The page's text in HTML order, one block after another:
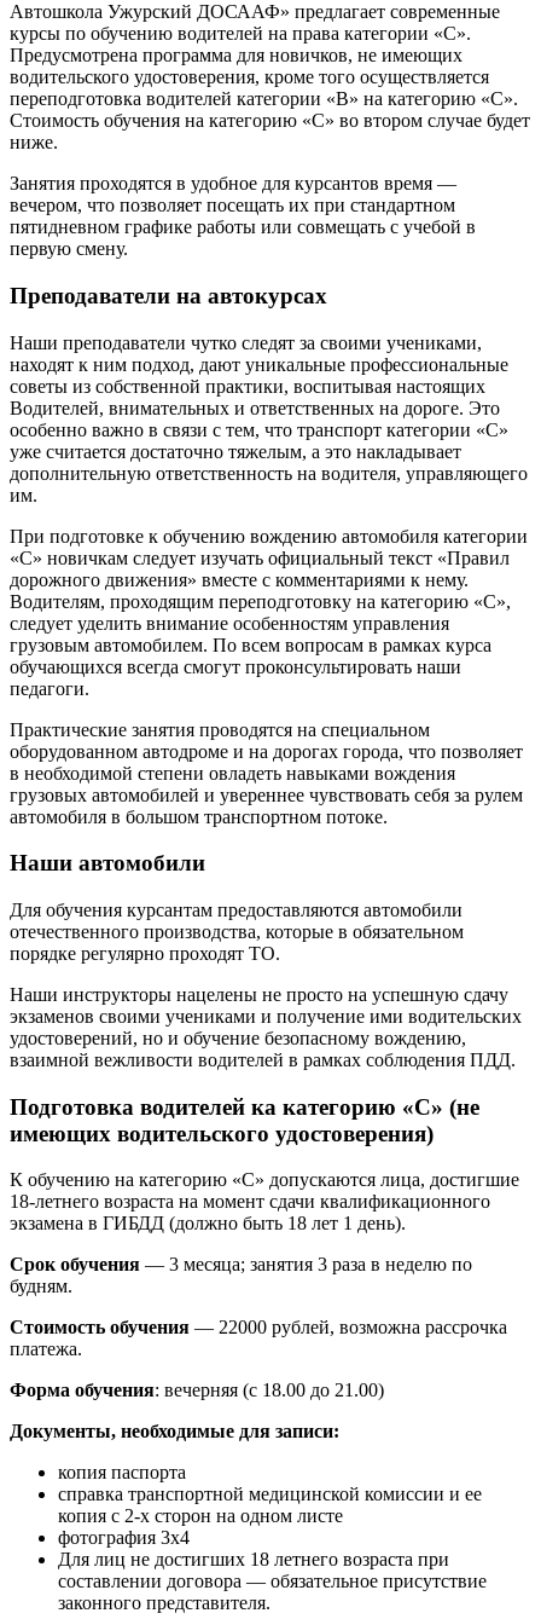
Автошкола Ужурский ДОСААФ» предлагает современные
курсы по обучению водителей на права категории «С».
Предусмотрена программа для новичков, не имеющих
водительского удостоверения, кроме того осуществляется
переподготовка водителей категории «B» на категорию «C».
Стоимость обучения на категорию «C» во втором случае будет
ниже.
Занятия проходятся в удобное для курсантов время —
вечером, что позволяет посещать их при стандартном
пятидневном графике работы или совмещать с учебой в
первую смену.
Преподаватели на автокурсах
Наши преподаватели чутко следят за своими учениками,
находят к ним подход, дают уникальные профессиональные
советы из собственной практики, воспитывая настоящих
Водителей, внимательных и ответственных на дороге. Это
особенно важно в связи с тем, что транспорт категории «C»
уже считается достаточно тяжелым, а это накладывает
дополнительную ответственность на водителя, управляющего
им.
При подготовке к обучению вождению автомобиля категории
«C» новичкам следует изучать официальный текст «Правил
дорожного движения» вместе с комментариями к нему.
Водителям, проходящим переподготовку на категорию «С»,
следует уделить внимание особенностям управления
грузовым автомобилем. По всем вопросам в рамках курса
обучающихся всегда смогут проконсультировать наши
педагоги.
Практические занятия проводятся на специальном
оборудованном автодроме и на дорогах города, что позволяет
в необходимой степени овладеть навыками вождения
грузовых автомобилей и увереннее чувствовать себя за рулем
автомобиля в большом транспортном потоке.
Наши автомобили
Для обучения курсантам предоставляются автомобили
отечественного производства, которые в обязательном
порядке регулярно проходят ТО.
Наши инструкторы нацелены не просто на успешную сдачу
экзаменов своими учениками и получение ими водительских
удостоверений, но и обучение безопасному вождению,
взаимной вежливости водителей в рамках соблюдения ПДД.
Подготовка водителей ка категорию «С» (не
имеющих водительского удостоверения)
К обучению на категорию «С» допускаются лица, достигшие
18-летнего возраста на момент сдачи квалификационного
экзамена в ГИБДД (должно быть 18 лет 1 день).
Срок обучения — 3 месяца; занятия 3 раза в неделю по
будням.
Стоимость обучения — 22000 рублей, возможна рассрочка
платежа.
Форма обучения: вечерняя (с 18.00 до 21.00)
Документы, необходимые для записи:
копия паспорта
справка транспортной медицинской комиссии и ее
копия с 2-х сторон на одном листе
фотография 3х4
Для лиц не достигших 18 летнего возраста при
составлении договора — обязательное присутствие
законного представителя.